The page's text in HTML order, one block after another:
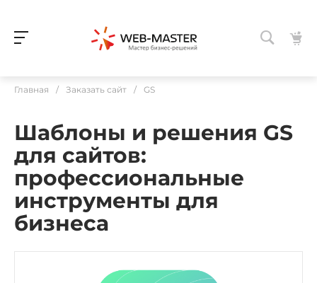
Главная / Заказать сайт / GS
Шаблоны и решения GS
для сайтов:
профессиональные
инструменты для
бизнеса